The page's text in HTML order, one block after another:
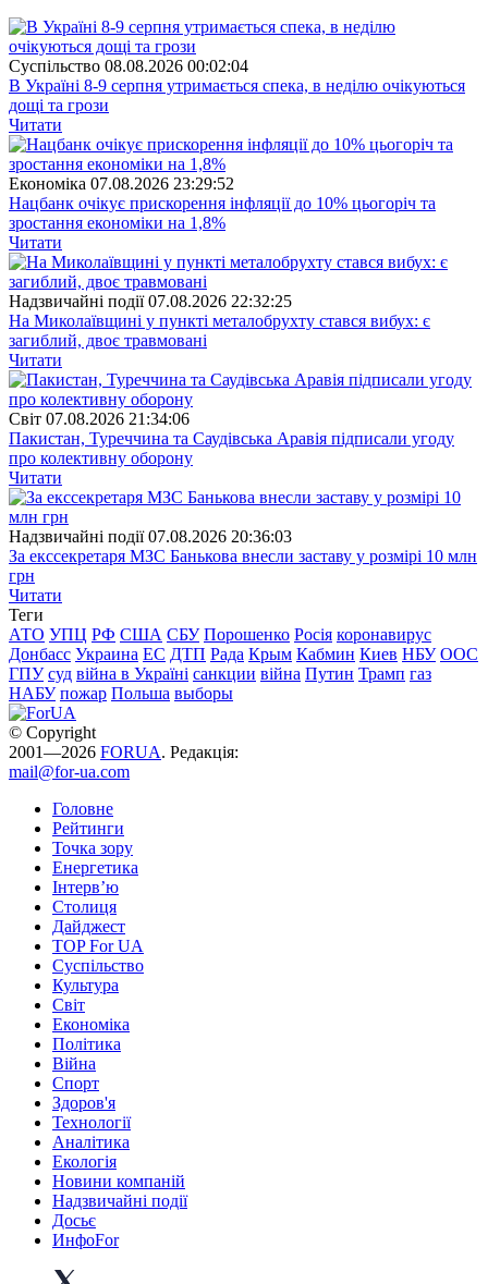
Суспiльство 08.08.2026 00:02:04
В Україні 8-9 серпня утримається спека, в неділю очікуються
дощі та грози
Читати
Економіка 07.08.2026 23:29:52
Нацбанк очікує прискорення інфляції до 10% цьогоріч та
зростання економіки на 1,8%
Читати
Надзвичайні події 07.08.2026 22:32:25
На Миколаївщині у пункті металобрухту стався вибух: є
загиблий, двоє травмовані
Читати
Свiт 07.08.2026 21:34:06
Пакистан, Туреччина та Саудівська Аравія підписали угоду
про колективну оборону
Читати
Надзвичайні події 07.08.2026 20:36:03
За екссекретаря МЗС Банькова внесли заставу у розмірі 10 млн
грн
Читати
Теги
АТО УПЦ РФ США СБУ Порошенко Росія коронавирус
Донбасс Украина ЕС ДТП Рада Крым Кабмин Киев НБУ ООС
ГПУ суд війна в Україні санкции війна Путин Трамп газ
НАБУ пожар Польша выборы
© Copyright
2001—2026 FORUA. Редакція:
mail@for-ua.com
Головне
Рейтинги
Точка зору
Енергетика
Інтерв’ю
Столиця
Дайджест
TOP For UA
Суспiльство
Культура
Світ
Економіка
Політика
Війна
Спорт
Здоров'я
Технології
Аналітика
Екологія
Новини компаній
Надзвичайні події
Досьє
ИнфоFor